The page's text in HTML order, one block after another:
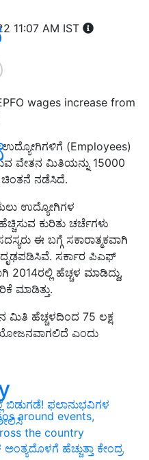
around events,
the country
11:07 AM IST
wages increase from
(Employees)
ವೇತನ ಮಿತಿಯನ್ನು 15000
ಚಿಂತನೆ ನಡೆಸಿದೆ.
ಉದ್ಯೋಗಿಗಳ
ಕುರಿತು ಚರ್ಚೆಗಳು
ಈ ಬಗ್ಗೆ ಸಕಾರಾತ್ಮಕವಾಗಿ
ದೃಢಪಡಿಸಿವೆ. ಸರ್ಕಾರ ಪಿಎಫ್
ಹೆಚ್ಚಳ ಮಾಡಿದ್ದು,
ಮಾಡಿತ್ತು.
ಮಿತಿ ಹೆಚ್ಚಳದಿಂದ 75 ಲಕ್ಷ
ಎಂದು
ಬಿಡುಗಡೆ! ಫಲಾನುಭವಿಗಳ
ಹೆಚ್ಚುತ್ತಾ ಕೇಂದ್ರ